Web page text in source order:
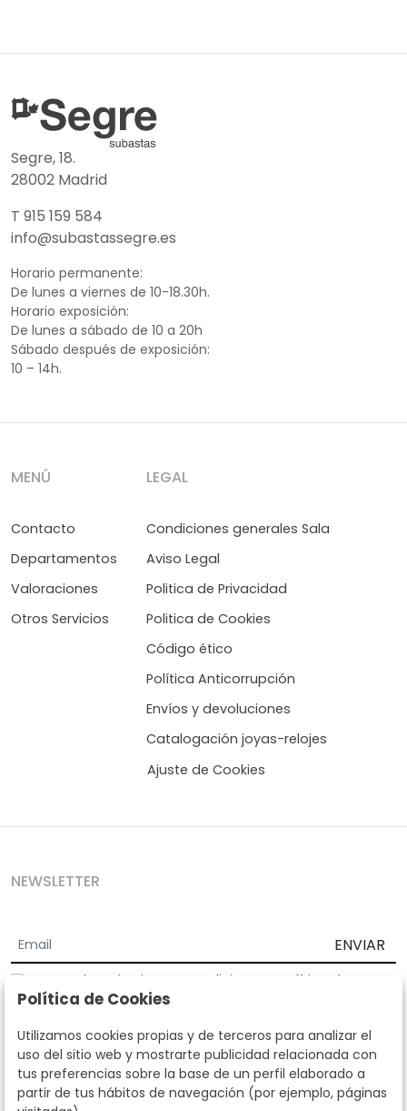
Segre, 18.
28002 Madrid
T 915 159 584
info@subastassegre.es
Horario permanente:
De lunes a viernes de 10-18.30h.
Horario exposición:
De lunes a sábado de 10 a 20h
Sábado después de exposición:
10 – 14h.
MENÚ
Contacto
Departamentos
Valoraciones
Otros Servicios
LEGAL
Condiciones generales Sala
Aviso Legal
Politica de Privacidad
Politica de Cookies
Código ético
Política Anticorrupción
Envíos y devoluciones
Catalogación joyas-relojes
Ajuste de Cookies
NEWSLETTER
ENVIAR
Acepto los Términos y Condiciones
Política de
privacidad
Según la LOPD y disposiciones de desarrollo, informamos que sus
datos personales serán tratados por parte de Subastas Segre con la
finalidad de gestionar la relación comercial. Puede ejercitar los
derechos de acceso, rectificación, cancelación, oposición y demás
derechos en los términos establecidos en la normativa vigente
Política de Cookies
Utilizamos cookies propias y de terceros para analizar el
uso del sitio web y mostrarte publicidad relacionada con
tus preferencias sobre la base de un perfil elaborado a
partir de tus hábitos de navegación (por ejemplo, páginas